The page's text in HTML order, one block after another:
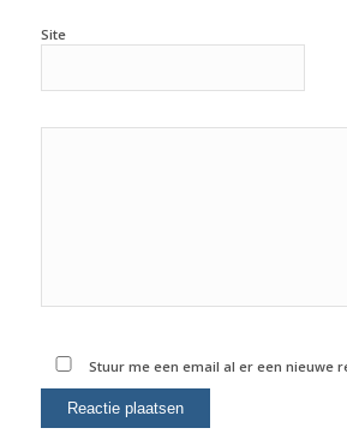
Site
Stuur me een email al er een nieuwe